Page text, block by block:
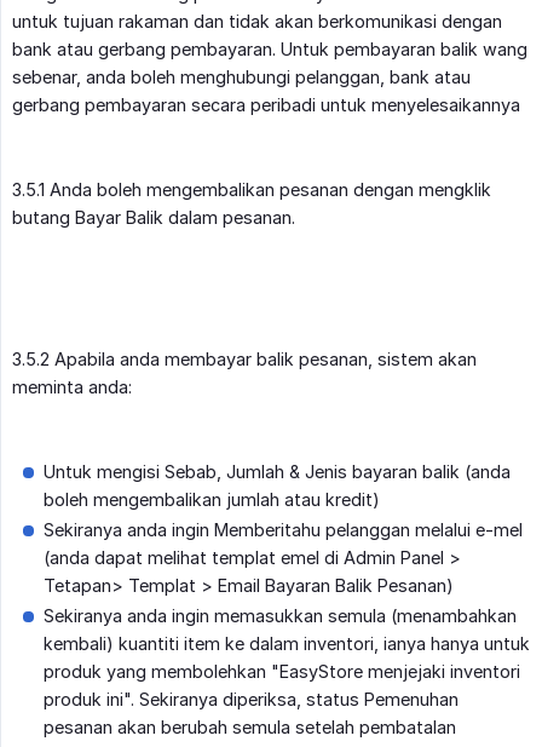
untuk tujuan rakaman dan tidak akan berkomunikasi dengan
bank atau gerbang pembayaran. Untuk pembayaran balik wang
sebenar, anda boleh menghubungi pelanggan, bank atau
gerbang pembayaran secara peribadi untuk menyelesaikannya
3.5.1 Anda boleh mengembalikan pesanan dengan mengklik
butang Bayar Balik dalam pesanan.
3.5.2 Apabila anda membayar balik pesanan, sistem akan
meminta anda:
Untuk mengisi Sebab, Jumlah & Jenis bayaran balik (anda
boleh mengembalikan jumlah atau kredit)
Sekiranya anda ingin Memberitahu pelanggan melalui e-mel
(anda dapat melihat templat emel di Admin Panel >
Tetapan> Templat > Email Bayaran Balik Pesanan)
Sekiranya anda ingin memasukkan semula (menambahkan
kembali) kuantiti item ke dalam inventori, ianya hanya untuk
produk yang membolehkan "EasyStore menjejaki inventori
produk ini". Sekiranya diperiksa, status Pemenuhan
pesanan akan berubah semula setelah pembatalan